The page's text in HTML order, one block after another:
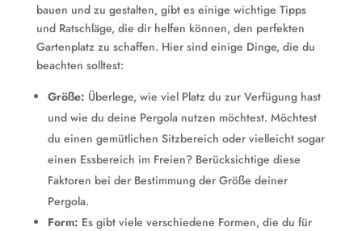
bauen und zu gestalten, gibt es einige wichtige Tipps
und Ratschläge, die dir helfen können, den perfekten
Gartenplatz zu schaffen. Hier sind einige Dinge, die du
beachten solltest:
Größe: Überlege, wie viel Platz du zur Verfügung hast
und wie du deine Pergola nutzen möchtest. Möchtest
du einen gemütlichen Sitzbereich oder vielleicht sogar
einen Essbereich im Freien? Berücksichtige diese
Faktoren bei der Bestimmung der Größe deiner
Pergola.
Form: Es gibt viele verschiedene Formen, die du für